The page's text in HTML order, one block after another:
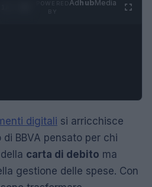
AdhubMedia
digitali si arricchisce
BBVA pensato per chi
carta di debito ma
gestione delle spese. Con